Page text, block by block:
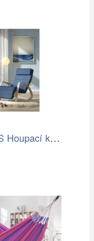
SONGMICS Houpací křeslo polstrované…